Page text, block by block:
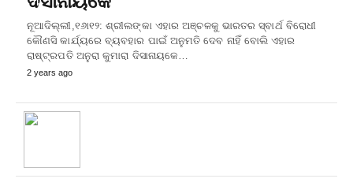
ନୂଆଦିଲ୍ଲୀ,୧୬ା୧୨: ଶ୍ରୀଲଙ୍କା ଏହାର ଅଞ୍ଚଳକୁ ଭାରତର ସ୍ବାର୍ଥ ବିରୋଧୀ
କୌଣସି କାର୍ଯ୍ୟରେ ବ୍ୟବହାର ପାଇଁ ଅନୁମତି ଦେବ ନାହିଁ ବୋଲି ଏହାର
ରାଷ୍ଟ୍ରପତି ଅନୁରା କୁମାରା ଦିସାନାୟକେ…
2 years ago